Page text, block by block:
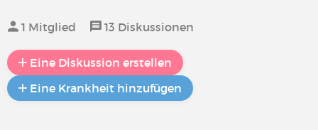
1 Mitglied 13 Diskussionen
Eine Diskussion erstellen
Eine Krankheit hinzufügen